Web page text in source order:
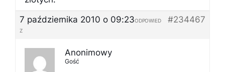
7 października 2010 o 09:23
#234467
ODPOWIED
Z
Anonimowy
Gość